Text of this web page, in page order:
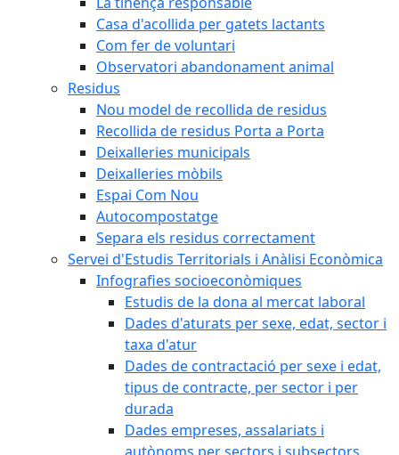
Casa d'acollida per gatets lactants
Com fer de voluntari
Observatori abandonament animal
Residus
Nou model de recollida de residus
Recollida de residus Porta a Porta
Deixalleries municipals
Deixalleries mòbils
Espai Com Nou
Autocompostatge
Separa els residus correctament
Servei d'Estudis Territorials i Anàlisi Econòmica
Infografies socioeconòmiques
Estudis de la dona al mercat laboral
Dades d'aturats per sexe, edat, sector i
taxa d'atur
Dades de contractació per sexe i edat,
tipus de contracte, per sector i per
durada
Dades empreses, assalariats i